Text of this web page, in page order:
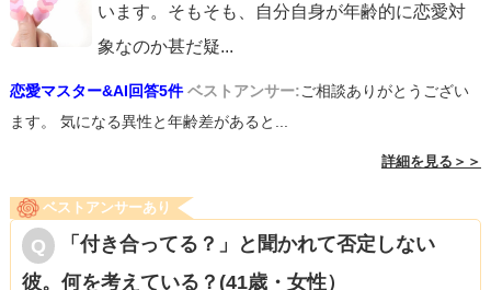
います。そもそも、自分自身が年齢的に恋愛対
象なのか甚だ疑...
恋愛マスター&AI回答5件 ベストアンサー:ご相談ありがとうござい
ます。 気になる異性と年齢差があると...
詳細を見る＞＞
ベストアンサーあり
「付き合ってる？」と聞かれて否定しない
彼。何を考えている？(41歳・女性）